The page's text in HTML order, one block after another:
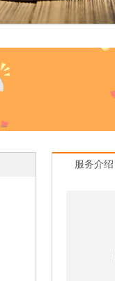
服务介绍